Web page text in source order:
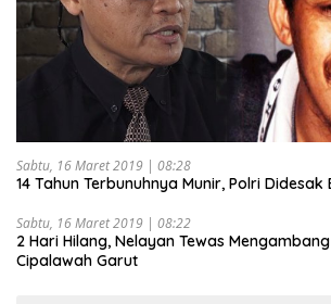
Sabtu, 16 Maret 2019 | 08:28
14 Tahun Terbunuhnya Munir, Polri Didesak
Sabtu, 16 Maret 2019 | 08:22
2 Hari Hilang, Nelayan Tewas
Cipalawah Garut